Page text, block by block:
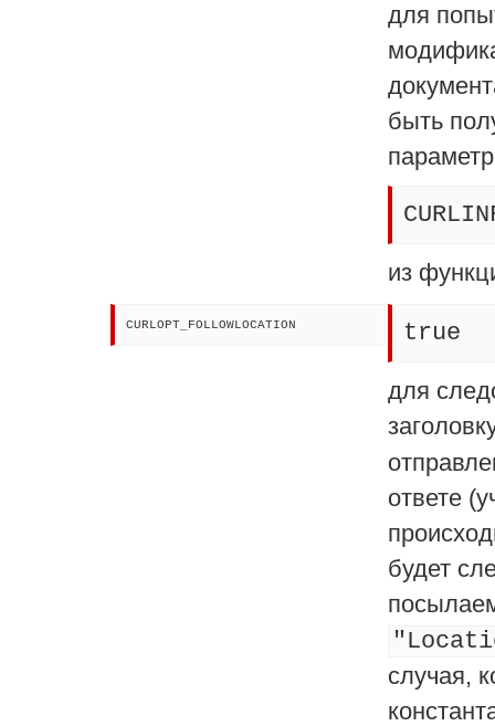
для
быть
из
CURLOPT_FOLLOWLOCATION true
для
ответе
будет
случая,